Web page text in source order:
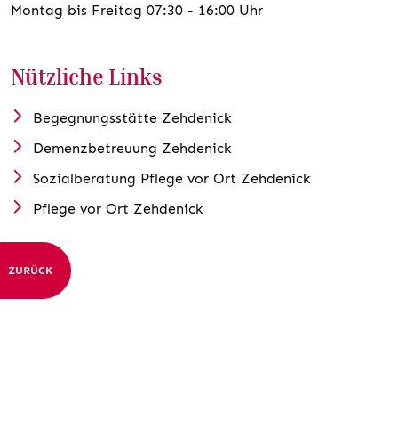
Montag bis Freitag 07:30 - 16:00 Uhr
Nützliche Links
Begegnungsstätte Zehdenick
Demenzbetreuung Zehdenick
Sozialberatung Pflege vor Ort Zehdenick
Pflege vor Ort Zehdenick
ZURÜCK